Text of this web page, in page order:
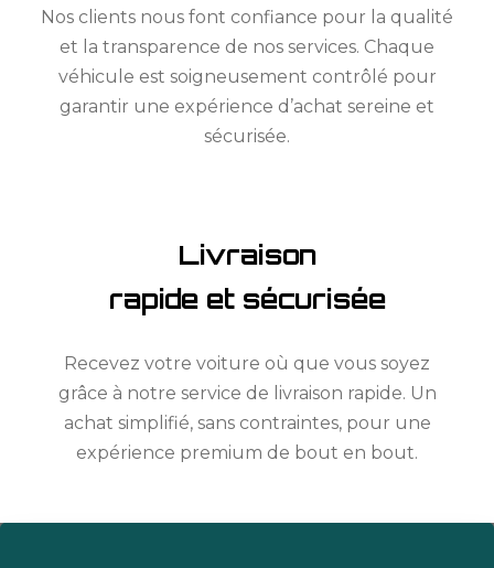
Nos clients nous font confiance pour la qualité
et la transparence de nos services. Chaque
véhicule est soigneusement contrôlé pour
garantir une expérience d’achat sereine et
sécurisée.
Livraison
rapide et sécurisée
Recevez votre voiture où que vous soyez
grâce à notre service de livraison rapide. Un
achat simplifié, sans contraintes, pour une
expérience premium de bout en bout.